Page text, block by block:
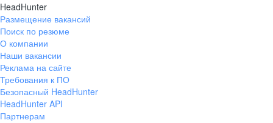
HeadHunter
Размещение вакансий
Поиск по резюме
О компании
Наши вакансии
Реклама на сайте
Требования к ПО
Безопасный HeadHunter
HeadHunter API
Партнерам